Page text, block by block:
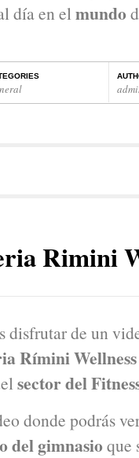
día en elmundo
Rimini
de un
Rímini Wellness
sector del
donde podrás
del gimnasioque